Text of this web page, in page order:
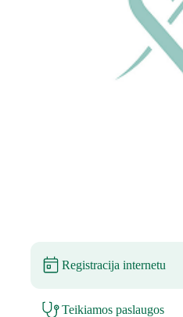
Registracija internetu
Teikiamos paslaugos